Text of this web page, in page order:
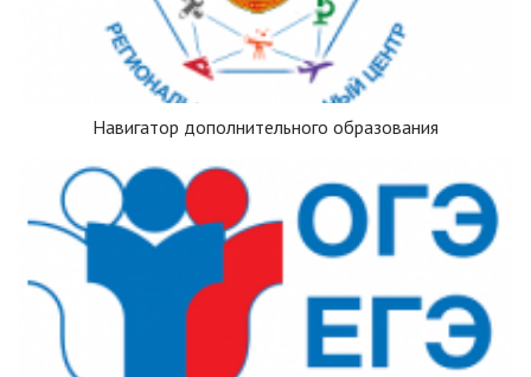
Навигатор дополнительного образования